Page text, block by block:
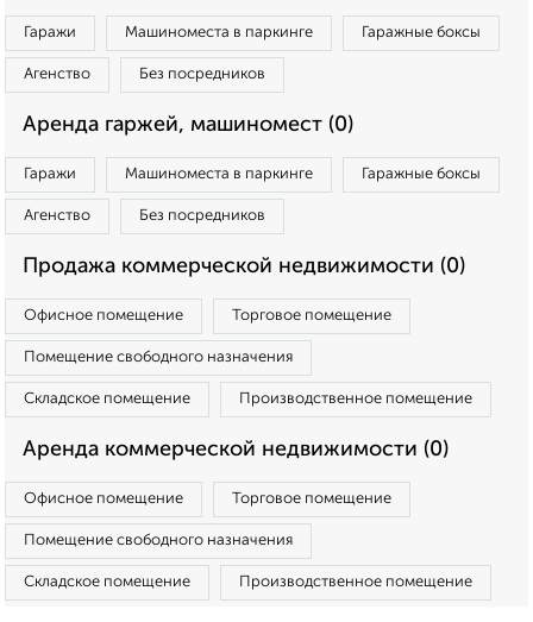
Гаражи Машиноместа в паркинге Гаражные боксы
Агенство Без посредников
Аренда гаржей, машиномест (0)
Гаражи Машиноместа в паркинге Гаражные боксы
Агенство Без посредников
Продажа коммерческой недвижимости (0)
Офисное помещение Торговое помещение
Помещение свободного назначения
Складское помещение Производственное помещение
Аренда коммерческой недвижимости (0)
Офисное помещение Торговое помещение
Помещение свободного назначения
Складское помещение Производственное помещение